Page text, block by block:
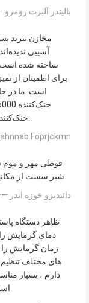
—— بالیندر آلبرت رومرو
مخازن تبرید
آسیبی
برای اطمینان از
خنک‌کنندگی بسیار رضایت‌بخش است.
Foprjckmn
قوطی مهر و موم
شیر سست از مکانهای مختلف استفاده می شود.
—— دائیدیزو خوزه اندر
ظاهر دستگاه
دمای گرمایش را
زمان گرمایش را
های مختلف
دارم ، بسیار